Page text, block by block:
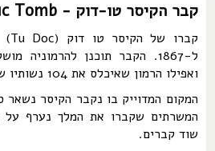
קבר הקיסר טו-דוק - Tu Duc Tomb
ל-1867. הקבר תוכנן
ואפילו הרמון שאיכלס את 104 נשותיו של הקיסר.
המשרתים שקברו את המלך נערף על
שוד קברים.